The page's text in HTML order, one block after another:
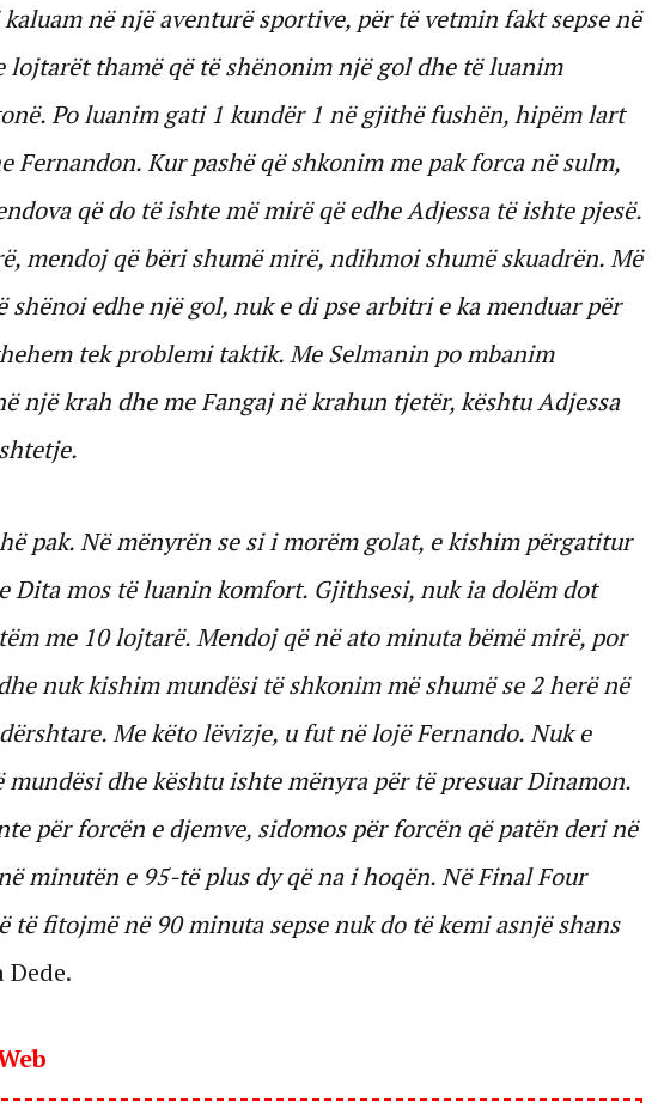
në një aventurë sportive, për të vetmin fakt sepse në
lojtarët thamë që të shënonim një gol dhe të luanim
Po luanim gati 1 kundër 1 në gjithë fushën, hipëm lart
Fernandon. Kur pashë që shkonim me pak forca në sulm,
që do të ishte më mirë që edhe Adjessa të ishte pjesë.
mendoj që bëri shumë mirë, ndihmoi shumë skuadrën. Më
shënoi edhe një gol, nuk e di pse arbitri e ka menduar për
tek problemi taktik. Me Selmanin po mbanim
një krah dhe me Fangaj në krahun tjetër, kështu Adjessa
pak. Në mënyrën se si i morëm golat, e kishim përgatitur
Dita mos të luanin komfort. Gjithsesi, nuk ia dolëm dot
me 10 lojtarë. Mendoj që në ato minuta bëmë mirë, por
nuk kishim mundësi të shkonim më shumë se 2 herë në
Me këto lëvizje, u fut në lojë Fernando. Nuk e
mundësi dhe kështu ishte mënyra për të presuar Dinamon.
për forcën e djemve, sidomos për forcën që patën deri në
minutën e 95-të plus dy që na i hoqën. Në Final Four
të fitojmë në 90 minuta sepse nuk do të kemi asnjë shans
Dede.